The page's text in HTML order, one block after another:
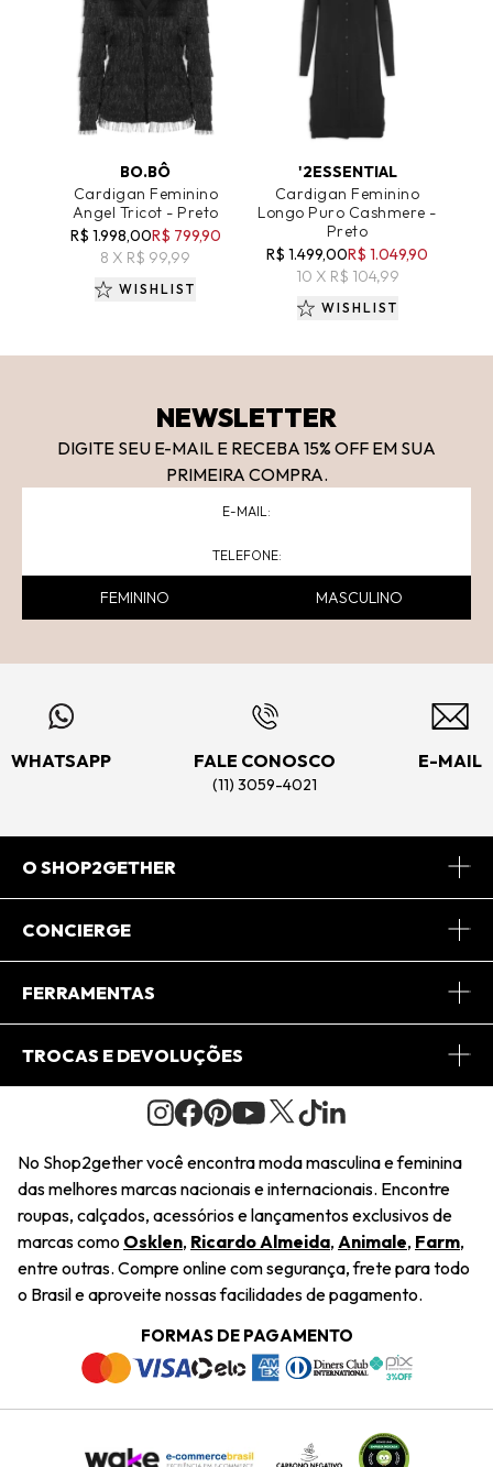
BO.BÔ
Cardigan Feminino
Angel Tricot - Preto
R$ 1.998,00R$ 799,90
8 X R$ 99,99
WISHLIST
ADICIONAR AO CARRINHO
'2ESSENTIAL
Cardigan Feminino
Longo Puro Cashmere -
Preto
R$ 1.499,00R$ 1.049,90
10 X R$ 104,99
WISHLIST
NEWSLETTER
DIGITE SEU E-MAIL E RECEBA 15% OFF EM SUA
PRIMEIRA COMPRA.
FEMININO MASCULINO
WHATSAPP FALE CONOSCO
(11) 3059-4021
E-MAIL
O SHOP2GETHER
Sobre Nós
Journal
Saiu na Mídia
Sustentabilidade
Navegando
Termos e Condições
Trabalhe Conosco
CONCIERGE
Central de Relacionamento
Regulamento e Promoções
FERRAMENTAS
Minha Conta
Pedido de Presente
Wishlist
TROCAS E DEVOLUÇÕES
Condições Gerais
Troca Fácil
Restituição de Pagamento
Dúvidas Frequentes
Termos e Condições
Política de Privacidade
No Shop2gether você encontra moda masculina e feminina
das melhores marcas nacionais e internacionais. Encontre
roupas, calçados, acessórios e lançamentos exclusivos de
marcas como Osklen, Ricardo Almeida, Animale, Farm,
entre outras. Compre online com segurança, frete para todo
o Brasil e aproveite nossas facilidades de pagamento.
FORMAS DE PAGAMENTO